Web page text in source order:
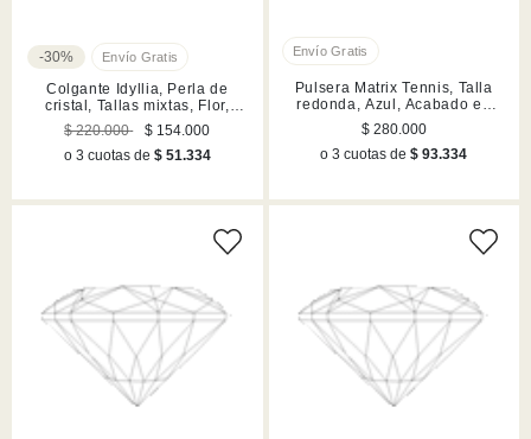
-30%
Colgante Idyllia, Perla de
cristal, Tallas mixtas, Flor,
Lilas, Acabado en tono oro
$ 220.000
$ 154.000
o 3 cuotas de $ 51.334
Pulsera Matrix Tennis, Talla
redonda, Azul, Acabado en
rodio
$ 280.000
o 3 cuotas de$ 93.334